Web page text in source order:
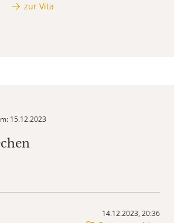
zur Vita
15.12.2023
14.12.2023, 20:36